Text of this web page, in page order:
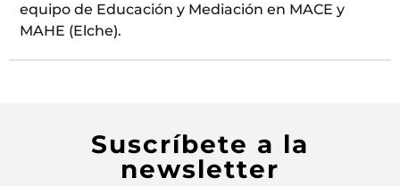
equipo de Educación y Mediación en MACE y
MAHE (Elche).
Suscríbete a la
newsletter